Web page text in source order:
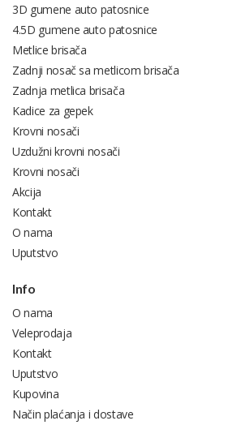
3D gumene auto patosnice
4.5D gumene auto patosnice
Metlice brisača
Zadnji nosač sa metlicom brisača
Zadnja metlica brisača
Kadice za gepek
Krovni nosači
Uzdužni krovni nosači
Krovni nosači
Akcija
Kontakt
O nama
Uputstvo
Info
O nama
Veleprodaja
Kontakt
Uputstvo
Kupovina
Način plaćanja i dostave